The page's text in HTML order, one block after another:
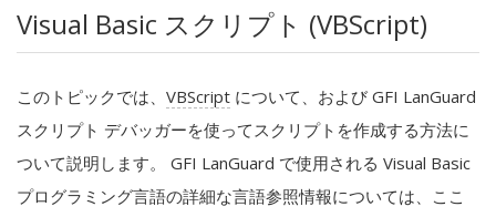
Visual Basic スクリプト (VBScript)
このトピックでは、 VBScript について、および GFI LanGuard
スクリプト デバッガーを使ってスクリプトを作成する方法に
ついて説明します。 GFI LanGuard で使用される Visual Basic
プログラミング言語の詳細な言語参照情報については、ここ